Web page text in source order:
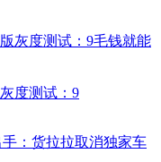
度测试：9